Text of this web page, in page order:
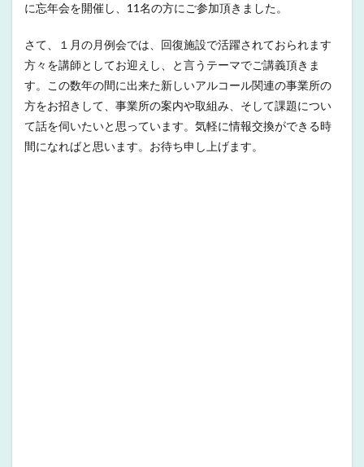
に忘年会を開催し、11名の方にご参加頂きました。
さて、１月の月例会では、回復施設で活躍されておられます
方々を講師としてお迎えし、と言うテーマでご講義頂きま
す。この数年の間に出来た新しいアルコール関連の事業所の
方をお招きして、事業所の案内や取組み、そして課題につい
て話を伺いたいと思っています。気軽に情報交換ができる時
間になればと思います。お待ち申し上げます。